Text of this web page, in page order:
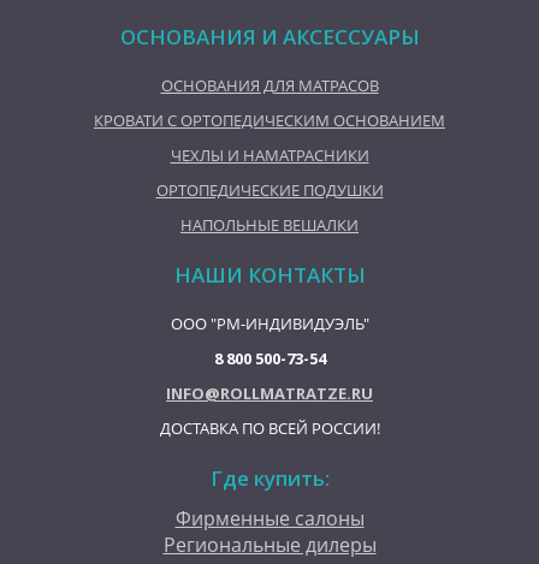
ОСНОВАНИЯ И АКСЕССУАРЫ
ОСНОВАНИЯ ДЛЯ МАТРАСОВ
КРОВАТИ С ОРТОПЕДИЧЕСКИМ ОСНОВАНИЕМ
ЧЕХЛЫ И НАМАТРАСНИКИ
ОРТОПЕДИЧЕСКИЕ ПОДУШКИ
НАПОЛЬНЫЕ ВЕШАЛКИ
НАШИ КОНТАКТЫ
ООО "РМ-ИНДИВИДУЭЛЬ"
8 800 500-73-54
INFO@ROLLMATRATZE.RU
ДОСТАВКА ПО ВСЕЙ РОССИИ!
Где купить:
Фирменные салоны
Региональные дилеры